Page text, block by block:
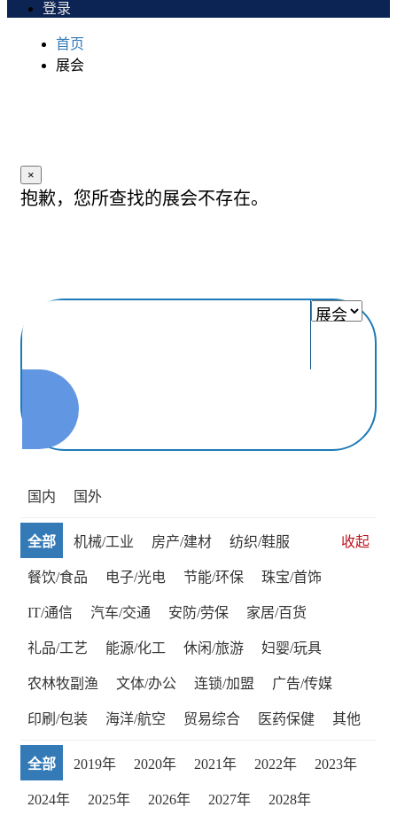
登录
首页
展会
×
抱歉，您所查找的展会不存在。
国内 国外
全部 机械/工业 房产/建材 纺织/鞋服
餐饮/食品 电子/光电 节能/环保 珠宝/首饰
IT/通信 汽车/交通 安防/劳保 家居/百货
礼品/工艺 能源/化工 休闲/旅游 妇婴/玩具
农林牧副渔 文体/办公 连锁/加盟 广告/传媒
印刷/包装 海洋/航空 贸易综合 医药保健 其他
收起
全部 2019年 2020年 2021年 2022年 2023年
2024年 2025年 2026年 2027年 2028年